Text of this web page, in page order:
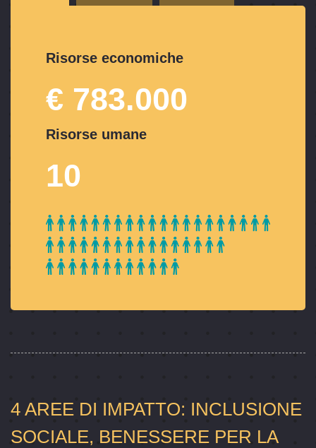
Risorse economiche
€ 783.000
Risorse umane
10
4 AREE DI IMPATTO: INCLUSIONE
SOCIALE, BENESSERE PER LA